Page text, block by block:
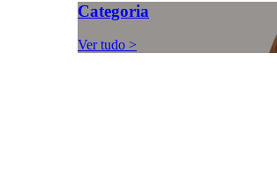
Categoria
Ver tudo >